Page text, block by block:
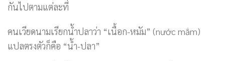
กันไปตามแต่ละที่
คนเวียดนามเรียกน้ำปลาว่า “เนื้อก-หมัม” (nước mắm)
แปลตรงตัวก็คือ “น้ำ-ปลา”